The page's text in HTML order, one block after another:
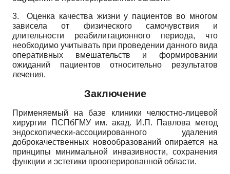
3.Оценка качества жизни у пациентов во многом
зависела от физического самочувствия и
длительности реабилитационного периода, что
необходимо учитывать при проведении данного вида
оперативных вмешательств и формировании
ожиданий пациентов относительно результатов
лечения.
Заключение
Применяемый на базе клиники челюстно-лицевой
хирургии ПСПбГМУ им. акад. И.П. Павлова метод
эндоскопически-ассоциированного удаления
доброкачественных новообразований опирается на
принципы минимальной инвазивности, сохранения
функции и эстетики прооперированной области.